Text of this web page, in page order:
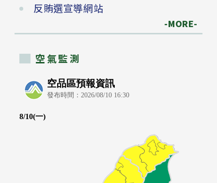
反賄選宣導網站
-MORE-
空氣監測